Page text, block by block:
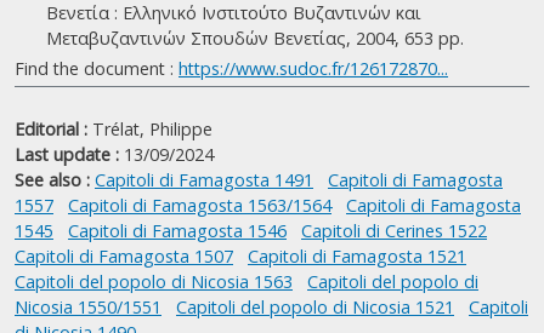
Βενετία : Ελληνικό Ινστιτούτο Βυζαντινών και
Μεταβυζαντινών Σπουδών Βενετίας, 2004, 653 pp.
Find the document : https://www.sudoc.fr/126172870...
Editorial : Trélat, Philippe
Last update : 13/09/2024
See also : Capitoli di Famagosta 1491
Capitoli di Famagosta
1557
Capitoli di Famagosta 1563/1564
Capitoli di Famagosta
1545
Capitoli di Famagosta 1546
Capitoli di Cerines 1522
Capitoli di Famagosta 1507
Capitoli di Famagosta 1521
Capitoli del popolo di Nicosia 1563
Capitoli del popolo di
Nicosia 1550/1551
Capitoli del popolo di Nicosia 1521
Capitoli